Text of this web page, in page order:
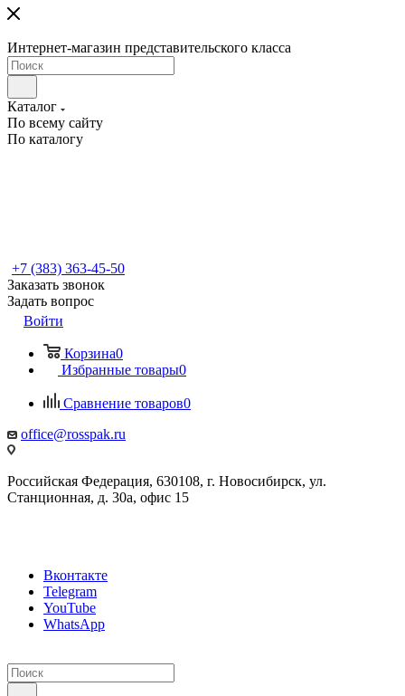
Интернет-магазин представительского класса
Каталог
По всему сайту
По каталогу
+7 (383) 363-45-50
Заказать звонок
Задать вопрос
Войти
Корзина0
Избранные товары0
Сравнение товаров0
office@rosspak.ru
Российская Федерация, 630108, г. Новосибирск, ул.
Станционная, д. 30а, офис 15
Вконтакте
Telegram
YouTube
WhatsApp